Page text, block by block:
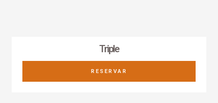
Triple
RESERVAR